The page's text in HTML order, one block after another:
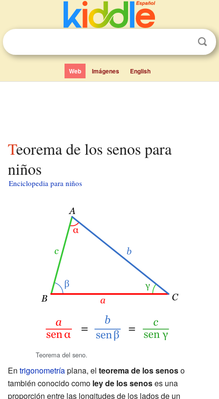
Web Imágenes English
Teorema de los senos para
niños
Enciclopedia para niños
Teorema del seno.
En trigonometríaplana, el teorema de los senoso
también conocido como ley de los senoses una
proporción entre las longitudes de los lados de un